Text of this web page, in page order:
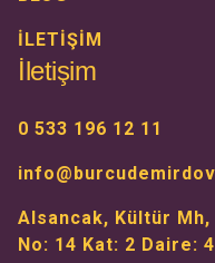
İLETİŞİM
İletişim
0 533 196 12 11
Alsancak, Kültür Mh,
No: 14 Kat: 2 Daire: